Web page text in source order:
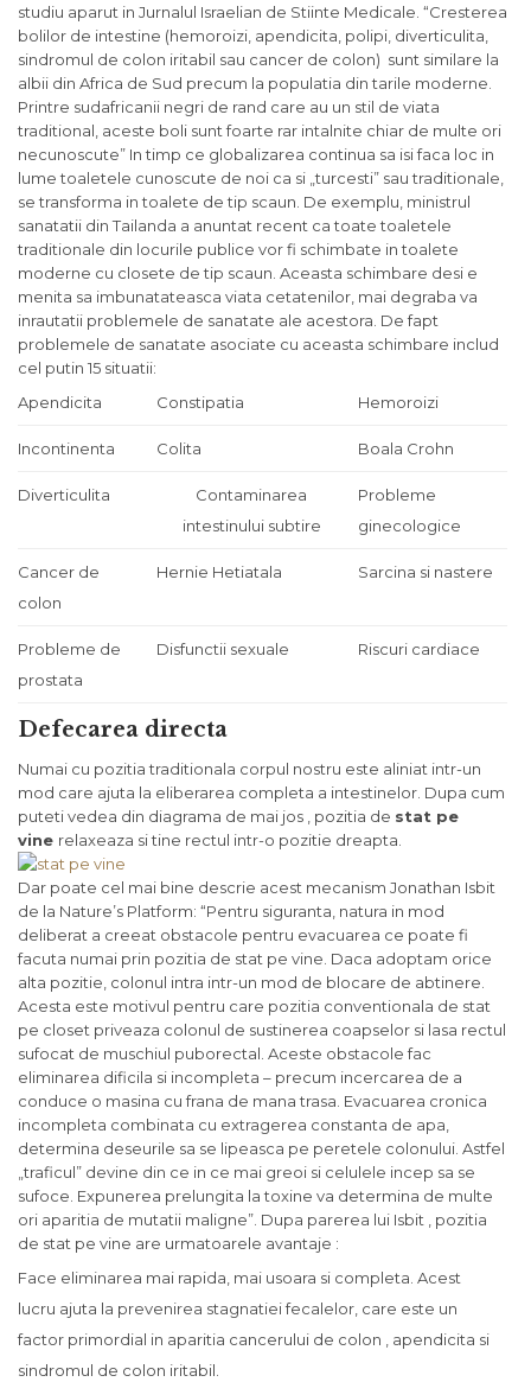
studiu aparut in Jurnalul Israelian de Stiinte Medicale. “Cresterea
bolilor de intestine (hemoroizi, apendicita, polipi, diverticulita,
sindromul de colon iritabil sau cancer de colon) sunt similare la
albii din Africa de Sud precum la populatia din tarile moderne.
Printre sudafricanii negri de rand care au un stil de viata
traditional, aceste boli sunt foarte rar intalnite chiar de multe ori
necunoscute” In timp ce globalizarea continua sa isi faca loc in
lume toaletele cunoscute de noi ca si „turcesti” sau traditionale,
se transforma in toalete de tip scaun. De exemplu, ministrul
sanatatii din Tailanda a anuntat recent ca toate toaletele
traditionale din locurile publice vor fi schimbate in toalete
moderne cu closete de tip scaun. Aceasta schimbare desi e
menita sa imbunatateasca viata cetatenilor, mai degraba va
inrautatii problemele de sanatate ale acestora. De fapt
problemele de sanatate asociate cu aceasta schimbare includ
cel putin 15 situatii:
Apendicita
Constipatia Hemoroizi
Incontinenta Colita Boala Crohn
Diverticulita
Contaminarea
intestinului subtire
Probleme
ginecologice
Cancer de
colon
Hernie Hetiatala Sarcina si nastere
Probleme de
prostata
Disfunctii sexuale Riscuri cardiace
Defecarea directa
Numai cu pozitia traditionala corpul nostru este aliniat intr-un
mod care ajuta la eliberarea completa a intestinelor. Dupa cum
puteti vedea din diagrama de mai jos , pozitia de stat pe
vine relaxeaza si tine rectul intr-o pozitie dreapta.
Dar poate cel mai bine descrie acest mecanism Jonathan Isbit
de la Nature’s Platform: “Pentru siguranta, natura in mod
deliberat a creeat obstacole pentru evacuarea ce poate fi
facuta numai prin pozitia de stat pe vine. Daca adoptam orice
alta pozitie, colonul intra intr-un mod de blocare de abtinere.
Acesta este motivul pentru care pozitia conventionala de stat
pe closet priveaza colonul de sustinerea coapselor si lasa rectul
sufocat de muschiul puborectal. Aceste obstacole fac
eliminarea dificila si incompleta – precum incercarea de a
conduce o masina cu frana de mana trasa. Evacuarea cronica
incompleta combinata cu extragerea constanta de apa,
determina deseurile sa se lipeasca pe peretele colonului. Astfel
„traficul” devine din ce in ce mai greoi si celulele incep sa se
sufoce. Expunerea prelungita la toxine va determina de multe
ori aparitia de mutatii maligne”. Dupa parerea lui Isbit , pozitia
de stat pe vine are urmatoarele avantaje :
Face eliminarea mai rapida, mai usoara si completa. Acest
lucru ajuta la prevenirea stagnatiei fecalelor, care este un
factor primordial in aparitia cancerului de colon , apendicita si
sindromul de colon iritabil.